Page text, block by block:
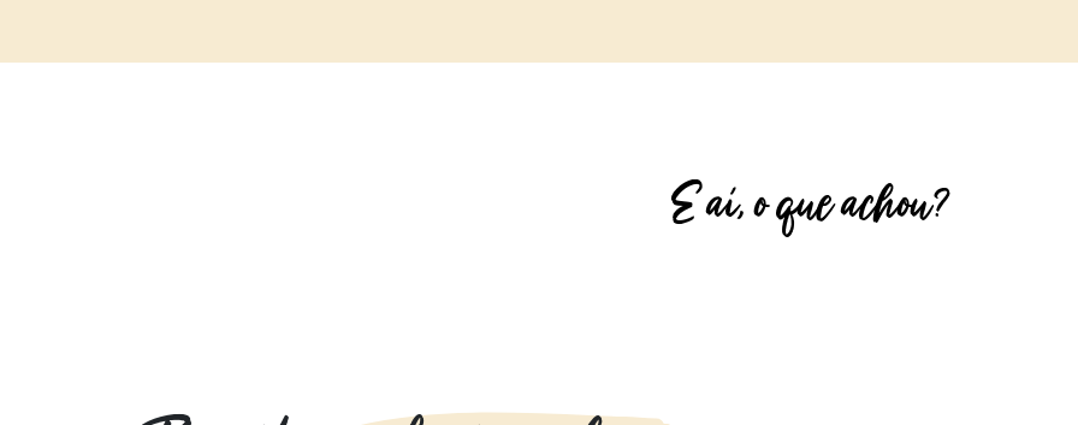
E aí, o que achou?